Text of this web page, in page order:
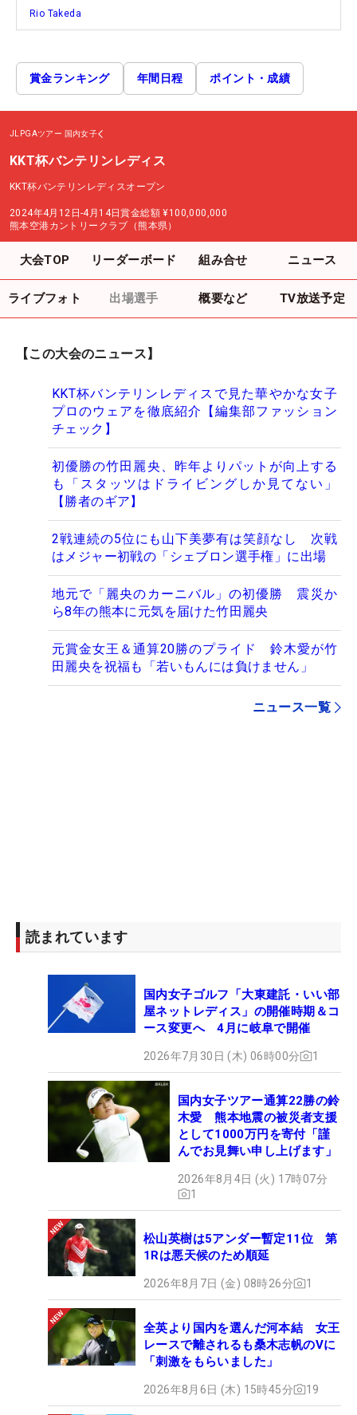
Rio Takeda
賞金ランキング 年間日程 ポイント・成績
JLPGAツアー 国内女子
KKT杯バンテリンレディス
KKT杯バンテリンレディスオープン
2024年4月12日-4月14日賞金総額 ¥100,000,000
熊本空港カントリークラブ（熊本県）
大会TOP リーダーボード 組み合せ ニュース
ライブフォト 出場選手 概要など TV放送予定
【この大会のニュース】
KKT杯バンテリンレディスで見た華やかな女子
プロのウェアを徹底紹介【編集部ファッション
チェック】
初優勝の竹田麗央、昨年よりパットが向上する
も「スタッツはドライビングしか見てない」
【勝者のギア】
2戦連続の5位にも山下美夢有は笑顔なし 次戦
はメジャー初戦の「シェブロン選手権」に出場
地元で「麗央のカーニバル」の初優勝 震災か
ら8年の熊本に元気を届けた竹田麗央
元賞金女王＆通算20勝のプライド 鈴木愛が竹
田麗央を祝福も「若いもんには負けません」
ニュース一覧
読まれています
国内女子ゴルフ「大東建託・いい部
屋ネットレディス」の開催時期＆コ
ース変更へ 4月に岐阜で開催
2026年7月30日 (木) 06時00分 1
国内女子ツアー通算22勝の鈴
木愛 熊本地震の被災者支援
として1000万円を寄付「謹
んでお見舞い申し上げます」
2026年8月4日 (火) 17時07分
1
松山英樹は5アンダー暫定11位 第
1Rは悪天候のため順延
2026年8月7日 (金) 08時26分 1
全英より国内を選んだ河本結 女王
レースで離されるも桑木志帆のVに
「刺激をもらいました」
2026年8月6日 (木) 15時45分 19